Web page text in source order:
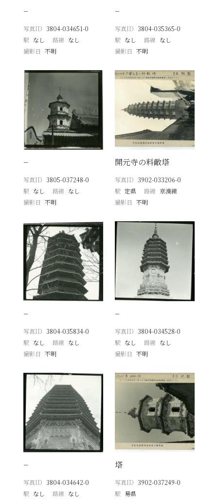
−
写真ID 3804-034651-0
駅 なし 路線 なし
撮影日
不明
−
写真ID 3804-035365-0
駅 なし 路線 なし
撮影日 不明
−
写真ID 3805-037248-0
駅 なし 路線 なし
撮影日
不明
開元寺の料敵塔
写真ID 3902-033206-0
駅 定県 路線 京漢線
撮影日 不明
−
写真ID 3804-035834-0
駅 なし 路線 なし
撮影日
不明
−
写真ID 3804-034528-0
駅 なし 路線 なし
撮影日 不明
−
写真ID 3804-034642-0
駅 なし 路線 なし
塔
写真ID 3902-037249-0
駅 易県